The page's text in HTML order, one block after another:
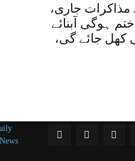
مذاکرات جاری،
ہوگی آبنائے
کھل جائے گی،